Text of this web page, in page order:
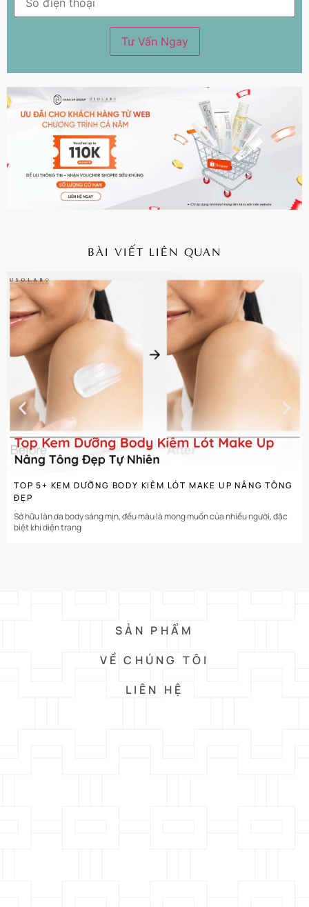
BÀI VIẾT LIÊN QUAN
TOP 5+ KEM DƯỠNG BODY KIÊM LÓT MAKE UP NÂNG TÔNG
ĐẸP
Sở hữu làn da body sáng mịn, đều màu là mong muốn của nhiều người, đặc
biệt khi diện trang
SẢN PHẨM
VỀ CHÚNG TÔI
LIÊN HỆ